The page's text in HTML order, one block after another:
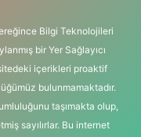
Bilgi Teknolojileri
bir Yer Sağlayıcı
içerikleri proaktif
bulunmamaktadır.
taşımakta olup,
sayılırlar. Bu internet